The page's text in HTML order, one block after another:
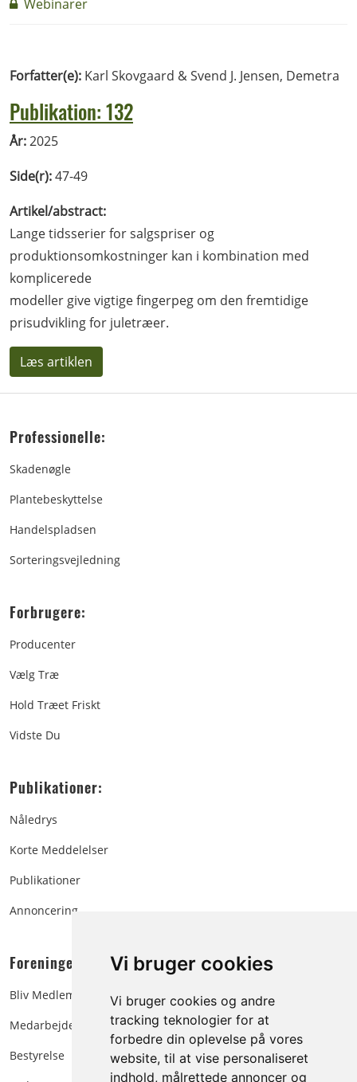
Vi bruger cookies
Vi bruger cookies og andre
tracking teknologier for at
forbedre din oplevelse på vores
website, til at vise personaliseret
indhold, målrettede annoncer og
Webinarer
Forfatter(e): Karl Skovgaard & Svend J. Jensen, Demetra
Publikation: 132
År:2025
Side(r):47-49
Artikel/abstract:
Lange tidsserier for salgspriser og
produktionsomkostninger kan i kombination med
komplicerede
modeller give vigtige fingerpeg om den fremtidige
prisudvikling for juletræer.
Læs artiklen
Professionelle:
Skadenøgle
Plantebeskyttelse
Handelspladsen
Sorteringsvejledning
Forbrugere:
Producenter
Vælg Træ
Hold Træet Friskt
Vidste Du
Publikationer:
Nåledrys
Korte Meddelelser
Publikationer
Annoncering
Foreningen:
Bliv Medlem
Medarbejdere
Bestyrelse